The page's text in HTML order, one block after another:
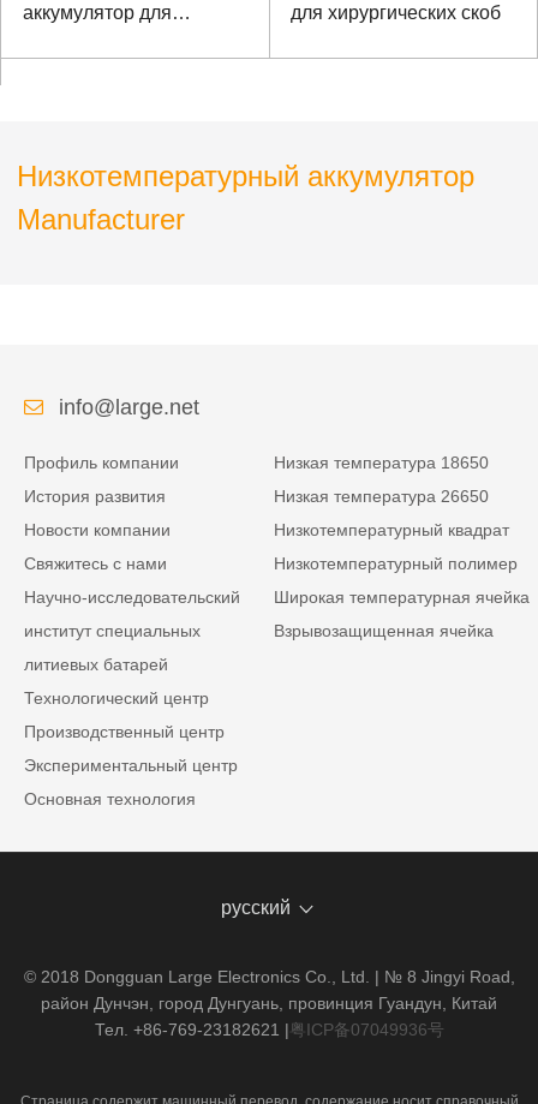
аккумулятор для
для хирургических скоб
Низкотемпературный аккумулятор
Manufacturer
info@large.net
Профиль компании
История развития
Новости компании
Свяжитесь с нами
Научно-исследовательский
институт специальных
литиевых батарей
Технологический центр
Производственный центр
Экспериментальный центр
Основная технология
Низкая температура 18650
Низкая температура 26650
Низкотемпературный квадрат
Низкотемпературный полимер
Широкая температурная ячейка
Взрывозащищенная ячейка
русский
© 2018 Dongguan Large Electronics Co., Ltd. | № 8 Jingyi Road,
район Дунчэн, город Дунгуань, провинция Гуандун, Китай
Тел. +86-769-23182621 |粤ICP备07049936号